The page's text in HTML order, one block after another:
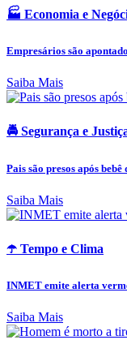
🏭 Economia e
Empresários são
Saiba Mais
🚔 Segurança e
Pais são presos após
Saiba Mais
☂️ Tempo e Clima
INMET emite alerta
Saiba Mais